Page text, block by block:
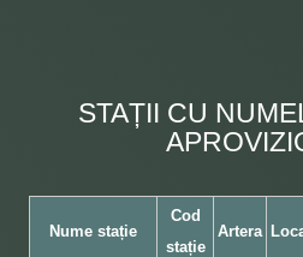
STAȚII CU
Nume stație
Cod
stație
Artera